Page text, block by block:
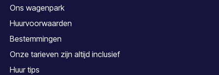
Ons wagenpark
Huurvoorwaarden
Bestemmingen
Onze tarieven zijn altijd inclusief
Huur tips